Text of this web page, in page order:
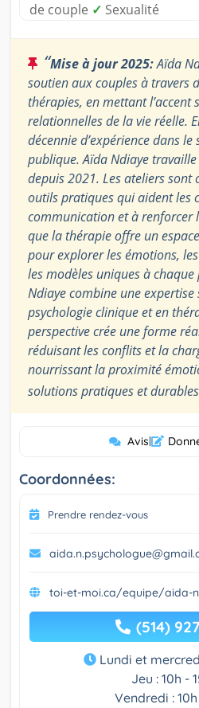
de couple ✓ Sexualité
“Mise à jour 2025:Aïda
soutien aux couples à travers
thérapies, en mettant l’accent
relationnelles de la vie réelle.
décennie d’expérience dans le
publique. Aïda Ndiaye
depuis 2021. Les ateliers
outils pratiques qui aident les
communication et à renforcer
que la thérapie offre un
pour explorer les émotions,
les modèles uniques à
Ndiaye combine une
psychologie clinique et en
perspective crée une forme
réduisant les conflits et la
nourrissant la proximité
solutions pratiques et
Avis|
Coordonnées:
Prendre rendez-vous
toi-et-moi.ca/equipe/aida-
(514)
Lundi et
Jeu : 10h -
Vendredi :